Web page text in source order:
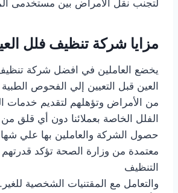
لتجنب نقل الامراض بين مستخدمى
مزايا شركة تنظيف فلل
يخضع العاملين في افضل شركة
العين قبل التعيين إلي الفحوص
من الأمراض وتؤهلهم لتقديم خدمات
الفلل الخاصة بعملائنا دون أي قلق
حصول الشركة والعاملين بها علي
معتمدة من وزارة الصحة تؤكد
التنظيف
والتعامل مع المقتنيات الشخصية للغير.